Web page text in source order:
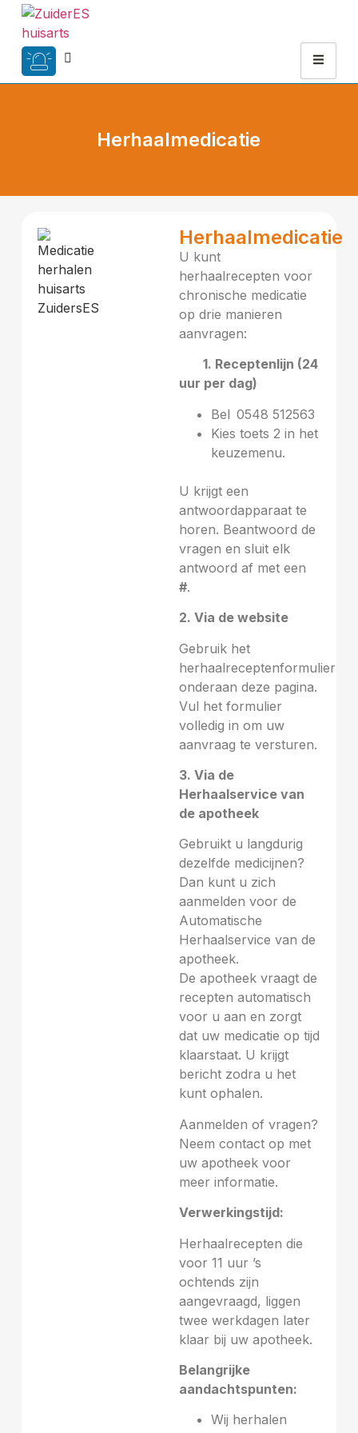
Herhaalmedicatie
Herhaalmedicatie
U kunt
herhaalrecepten voor
chronische medicatie
op drie manieren
aanvragen:
1. Receptenlijn (24
uur per dag)
Bel 0548 512563
Kies toets 2 in het
keuzemenu.
U krijgt een
antwoordapparaat te
horen. Beantwoord de
vragen en sluit elk
antwoord af met een
#.
2. Via de website
Gebruik het
herhaalreceptenformulier
onderaan deze pagina.
Vul het formulier
volledig in om uw
aanvraag te versturen.
3. Via de
Herhaalservice van
de apotheek
Gebruikt u langdurig
dezelfde medicijnen?
Dan kunt u zich
aanmelden voor de
Automatische
Herhaalservice van de
apotheek.
De apotheek vraagt de
recepten automatisch
voor u aan en zorgt
dat uw medicatie op tijd
klaarstaat. U krijgt
bericht zodra u het
kunt ophalen.
Aanmelden of vragen?
Neem contact op met
uw apotheek voor
meer informatie.
Verwerkingstijd:
Herhaalrecepten die
voor 11 uur ’s
ochtends zijn
aangevraagd, liggen
twee werkdagen later
klaar bij uw apotheek.
Belangrijke
aandachtspunten:
Wij herhalen